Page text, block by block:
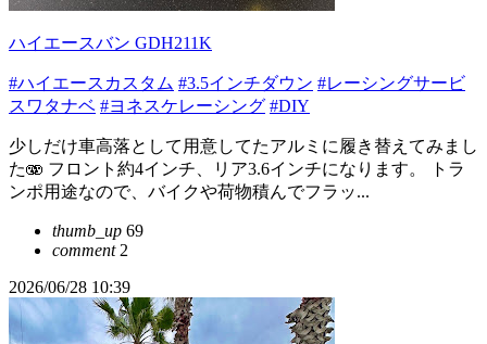
ハイエースバン GDH211K
#ハイエースカスタム #3.5インチダウン #レーシングサービ
スワタナベ #ヨネスケレーシング #DIY
少しだけ車高落として用意してたアルミに履き替えてみまし
た🫨 フロント約4インチ、リア3.6インチになります。 トラ
ンポ用途なので、バイクや荷物積んでフラッ...
thumb_up 69
comment2
2026/06/28 10:39